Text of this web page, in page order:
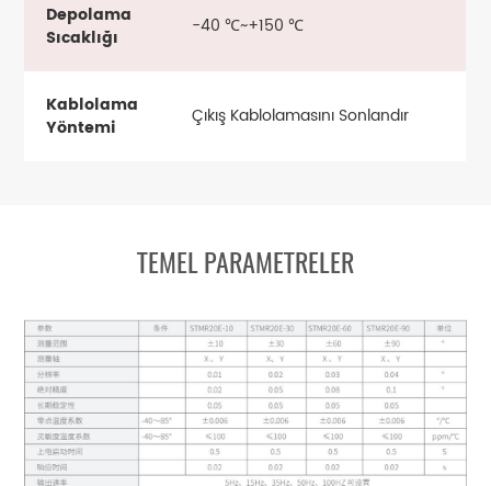
Depolama
Sıcaklığı
-40 ℃~+150 ℃
Kablolama
Yöntemi
Çıkış Kablolamasını Sonlandır
TEMEL PARAMETRELER